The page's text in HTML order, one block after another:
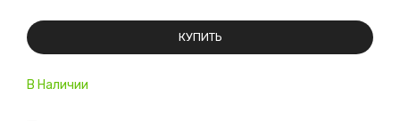
В Наличии
КУПИТЬ